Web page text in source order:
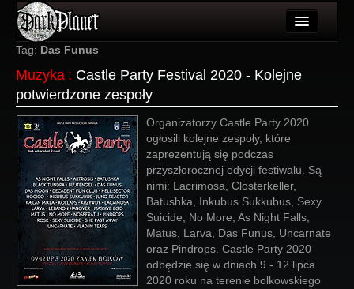
Artykuły
Użytkownicy
Wydarzenia
Galeria
Forum
Więcej
Tag: Das Funus
Muzyka : Castle Party Festival 2020 - Kolejne
potwierdzone zespoły
Organizatorzy Castle Party 2020
ogłosili kolejne zespoły, które
zaprezentują się podczas
przyszłorocznej edycji festiwalu. Są
nimi: Lacrimosa, Closterkeller,
Batushka, Inkubus Sukkubus, Sexy
Suicide, No More, As Night Falls,
Matus, Larva, Das Funus, Uncarnate
oraz Pindrops. Castle Party 2020
odbędzie się w dniach 9 - 12 lipca
2020 roku na terenie bolkowskiego